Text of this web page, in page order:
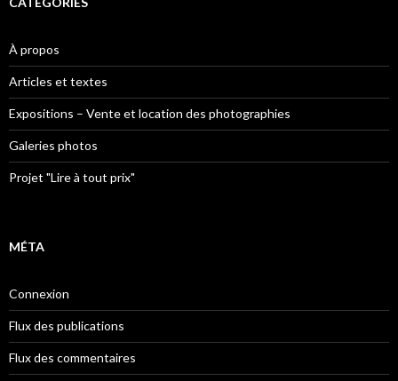
À propos
Articles et textes
Expositions – Vente et location des photographies
Galeries photos
Projet "Lire à tout prix"
MÉTA
Connexion
Flux des publications
Flux des commentaires